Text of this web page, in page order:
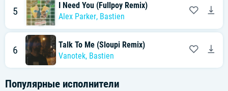
5
I Need You (Fullpoy Remix)
Alex Parker, Bastien
6
Talk To Me (Sloupi Remix)
Vanotek, Bastien
Популярные исполнители